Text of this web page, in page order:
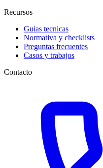
Recursos
Guias tecnicas
Normativa y checklists
Preguntas frecuentes
Casos y trabajos
Contacto